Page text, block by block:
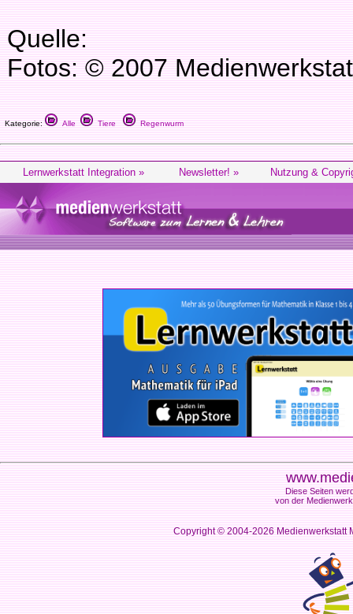
Quelle:
Fotos: © 2007
Kategorie: Alle Tiere Regenwurm
Lernwerkstatt Integration » Newsletter! » Nutzung &
Diese Seiten
von der
Copyright © 2004-2026Medienwerkstatt